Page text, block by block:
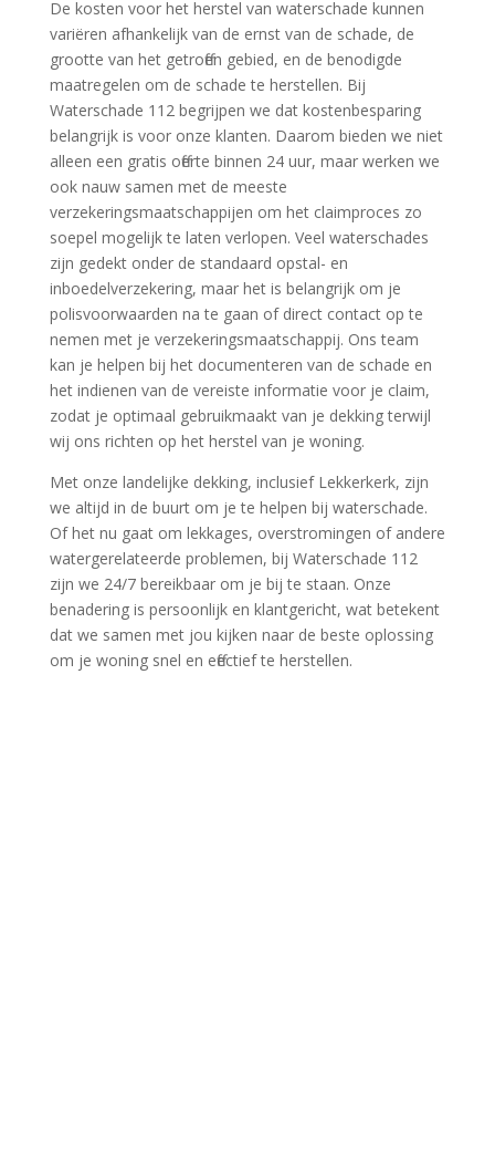
De kosten voor het herstel van waterschade kunnen
variëren afhankelijk van de ernst van de schade, de
grootte van het getroffen gebied, en de benodigde
maatregelen om de schade te herstellen.​ Bij
Waterschade 112 begrijpen we dat kostenbesparing
belangrijk is voor onze klanten.​ Daarom bieden we niet
alleen een gratis offerte binnen 24 uur, maar werken we
ook nauw samen met de meeste
verzekeringsmaatschappijen om het claimproces zo
soepel mogelijk te laten verlopen.​ Veel waterschades
zijn gedekt onder de standaard opstal- en
inboedelverzekering, maar het is belangrijk om je
polisvoorwaarden na te gaan of direct contact op te
nemen met je verzekeringsmaatschappij.​ Ons team
kan je helpen bij het documenteren van de schade en
het indienen van de vereiste informatie voor je claim,
zodat je optimaal gebruikmaakt van je dekking terwijl
wij ons richten op het herstel van je woning.​
Met onze landelijke dekking, inclusief Lekkerkerk, zijn
we altijd in de buurt om je te helpen bij waterschade.​
Of het nu gaat om lekkages, overstromingen of andere
watergerelateerde problemen, bij Waterschade 112
zijn we 24/7 bereikbaar om je bij te staan.​ Onze
benadering is persoonlijk en klantgericht, wat betekent
dat we samen met jou kijken naar de beste oplossing
om je woning snel en effectief te herstellen.​